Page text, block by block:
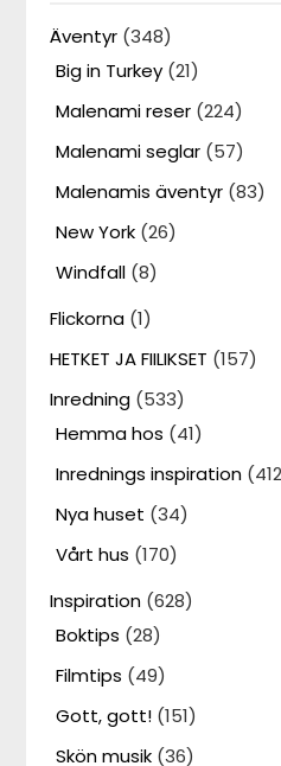
Äventyr (348)
Big in Turkey (21)
Malenami reser (224)
Malenami seglar (57)
Malenamis äventyr (83)
New York (26)
Windfall (8)
Flickorna (1)
HETKET JA FIILIKSET (157)
Inredning (533)
Hemma hos (41)
Inrednings inspiration
Nya huset (34)
Vårt hus (170)
Inspiration (628)
Boktips (28)
Filmtips (49)
Gott, gott! (151)
Skön musik (36)